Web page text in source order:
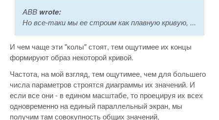
ABB wrote:
Но все-таки мы ее строим как плавную кривую, ...
И чем чаще эти "колы" стоят, тем ощутимее их концы
формируют образ некоторой кривой.
Частота, на мой взгляд, тем ощутимее, чем для большего
числа параметров строятся диаграммы их значений. И
если все они - в едином масштабе, то проецируя их всех
одновременно на единый параллельный экран, мы
получим там совокупность общих значений,